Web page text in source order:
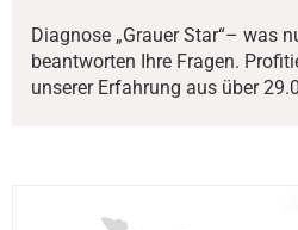
Diagnose „Grauer Star“– was
beantworten Ihre Fragen.
unserer Erfahrung aus über